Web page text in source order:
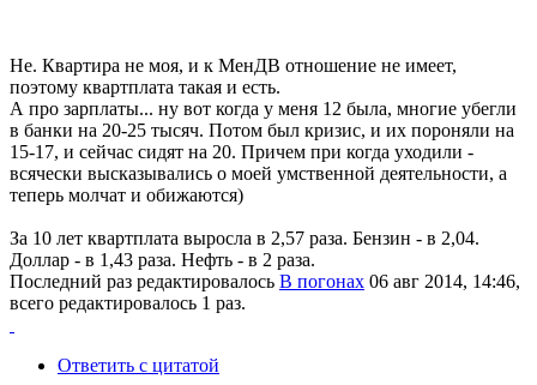
Не. Квартира не моя, и к МенДВ отношение не имеет,
поэтому квартплата такая и есть.
А про зарплаты... ну вот когда у меня 12 была, многие убегли
в банки на 20-25 тысяч. Потом был кризис, и их пороняли на
15-17, и сейчас сидят на 20. Причем при когда уходили -
всячески высказывались о моей умственной деятельности, а
теперь молчат и обижаются)
За 10 лет квартплата выросла в 2,57 раза. Бензин - в 2,04.
Доллар - в 1,43 раза. Нефть - в 2 раза.
Последний раз редактировалось В погонах 06 авг 2014, 14:46,
всего редактировалось 1 раз.
Ответить с цитатой